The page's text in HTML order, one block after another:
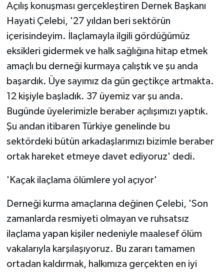
Açılış konuşması gerçekleştiren Dernek Başkanı
Hayati Çelebi, '27 yıldan beri sektörün
içerisindeyim. İlaçlamayla ilgili gördüğümüz
eksikleri gidermek ve halk sağlığına hitap etmek
amaçlı bu derneği kurmaya çalıştık ve şu anda
başardık. Üye sayımız da gün geçtikçe artmakta.
12 kişiyle başladık. 37 üyemiz var şu anda.
Bugünde üyelerimizle beraber açılışımızı yaptık.
Şu andan itibaren Türkiye genelinde bu
sektördeki bütün arkadaşlarımızı bizimle beraber
ortak hareket etmeye davet ediyoruz' dedi.
'Kaçak ilaçlama ölümlere yol açıyor'
Derneği kurma amaçlarına değinen Çelebi, 'Son
zamanlarda resmiyeti olmayan ve ruhsatsız
ilaçlama yapan kişiler nedeniyle maalesef ölüm
vakalarıyla karşılaşıyoruz. Bu zararı tamamen
ortadan kaldırmak, halkımıza gerçekten en iyi